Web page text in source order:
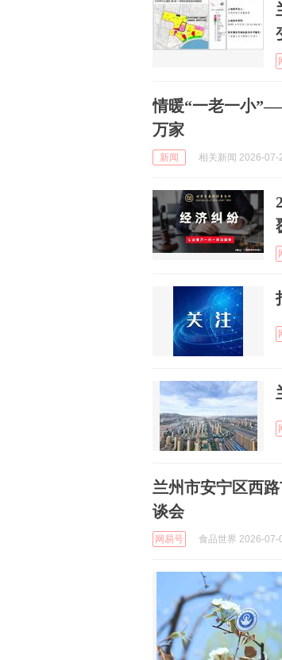
情暖“一老一小
万家
新闻 相关新闻 2026-07-
兰州市安宁区西
谈会
网易号 食品世界 2026-07-